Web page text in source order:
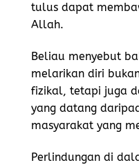
tulus dapat
Allah.
Beliau menyebut
melarikan diri
fizikal, tetapi juga
yang datang
masyarakat yang
Perlindungan di